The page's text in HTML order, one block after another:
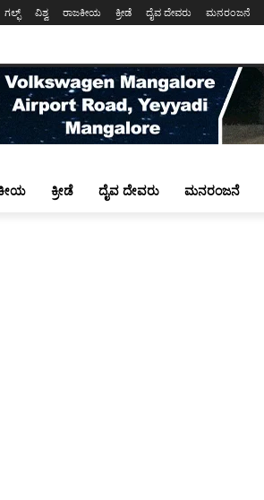
ಗಲ್ಫ್ ವಿಶ್ವ ರಾಜಕೀಯ ಕ್ರೀಡೆ ದೈವ ದೇವರು ಮನರಂಜನೆ
ಕ್ರೀಡೆ ದೈವ ದೇವರು ಮನರಂಜನೆ